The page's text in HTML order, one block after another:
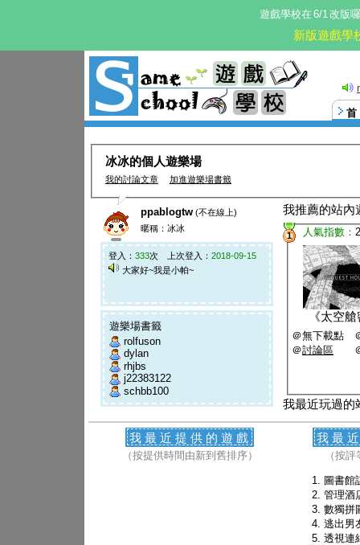
遊戲學校在 6/1改版
新版遊戲學
這
冰冰的個人遊樂場
我的討論文章 加進遊樂場書籤
ppablogtw (不在線上)
暱稱：冰冰
登入： 333次 上次登入： 2018-09-15
大家好~我是小帕~
遊樂場書籤
rolfuson
dylan
rhjbs
j22383122
schbb100
我推薦的站內
1 人氣指數：
《太空艙
＠無下載點
＠討論區
我最近玩過的
我最近提供的遊戲
（按提供時間由新到舊排序）
我最
（按
圖書館
管理酒
數獨拼
逃出男
透視連